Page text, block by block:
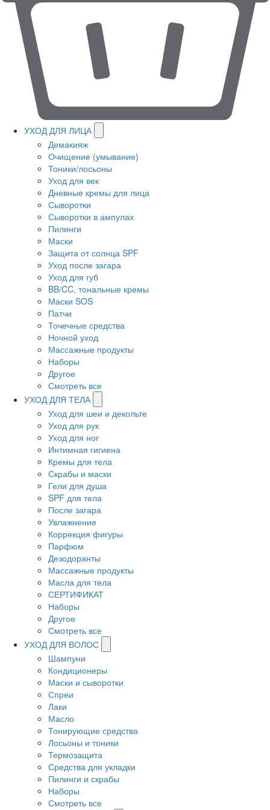
УХОД ДЛЯ ЛИЦА
Демакияж
Очищение (умывание)
Тоники/лосьоны
Уход для век
Дневные кремы для лица
Сыворотки
Сыворотки в ампулах
Пилинги
Маски
Защита от солнца SPF
Уход после загара
Уход для губ
BB/CC, тональные кремы
Маски SOS
Патчи
Точечные средства
Ночной уход
Массажные продукты
Наборы
Другое
Смотреть все
УХОД ДЛЯ ТЕЛА
Уход для шеи и декольте
Уход для рук
Уход для ног
Интимная гигиена
Кремы для тела
Скрабы и маски
Гели для душа
SPF для тела
После загара
Увлажнение
Коррекция фигуры
Парфюм
Дезодоранты
Массажные продукты
Масла для тела
СЕРТИФИКАТ
Наборы
Другое
Смотреть все
УХОД ДЛЯ ВОЛОС
Шампуни
Кондиционеры
Маски и сыворотки
Спреи
Лаки
Масло
Тонирующие средства
Лосьоны и тоники
Термозащита
Средства для укладки
Пилинги и скрабы
Наборы
Смотреть все